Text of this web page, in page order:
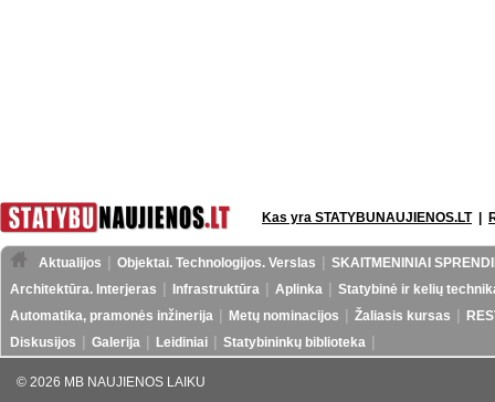
Kas yra STATYBUNAUJIENOS.LT|
Aktualijos Objektai. Technologijos. Verslas
SKAITMENINIAI
Architektūra. Interjeras
Infrastruktūra Aplinka
Statybinė ir kelių
Automatika, pramonės inžinerija
Metų nominacijos Žaliasis kursas
Diskusijos
Galerija Leidiniai Statybininkų biblioteka
© 2026 MB NAUJIENOS LAIKU